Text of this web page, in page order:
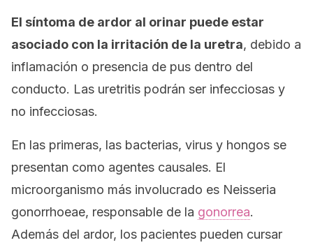
El síntoma de ardor al orinar puede estar
asociado con la irritación de la uretra, debido a
inflamación o presencia de pus dentro del
conducto. Las uretritis podrán ser infecciosas y
no infecciosas.
En las primeras, las bacterias, virus y hongos se
presentan como agentes causales. El
microorganismo más involucrado es Neisseria
gonorrhoeae, responsable de la gonorrea.
Además del ardor, los pacientes pueden cursar